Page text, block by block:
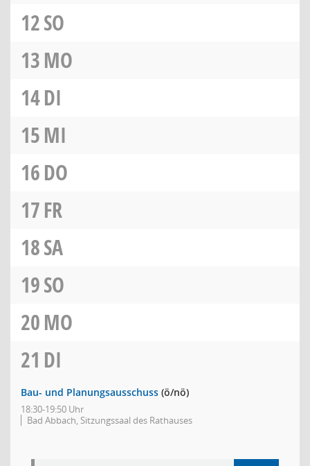
12SO
13MO
14DI
15MI
16DO
17FR
18SA
19SO
20MO
21 DI
Bau- und Planungsausschuss (ö/nö)
18:30-19:50 Uhr
Bad Abbach, Sitzungssaal des Rathauses